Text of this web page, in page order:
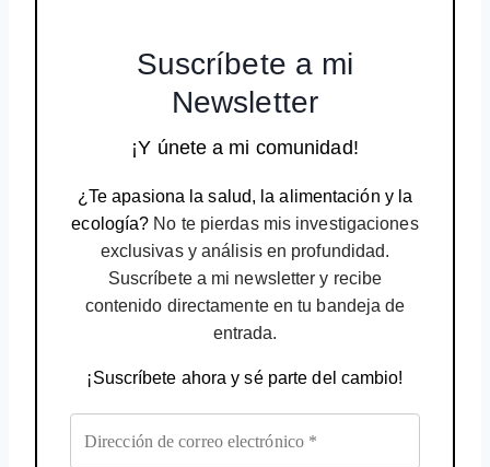
Suscríbete a mi
Newsletter
¡Y únete a mi comunidad!
¿Te apasiona la salud, la alimentación y la
ecología? No te pierdas mis investigaciones
exclusivas y análisis en profundidad.
Suscríbete a mi newsletter y recibe
contenido directamente en tu bandeja de
entrada.
¡Suscríbete ahora y sé parte del cambio!